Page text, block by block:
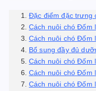
Đặc điểm đặc trưng
Cách nuôi chó Đốm
Cách nuôi chó Đốm
Bổ sung đầy đủ
Cách nuôi chó Đốm
Cách nuôi chó Đốm
Cách nuôi chó Đốm